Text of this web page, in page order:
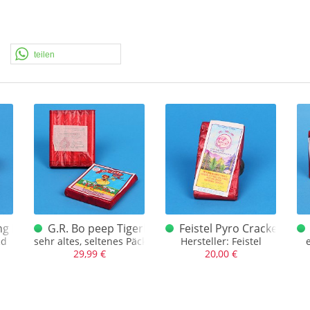
teilen
Petarde 80er Jahre (TOP Päckchen)
G.R. Bo peep Tigerhead China Böller B
sehr altes, seltenes Päckchen in Perfektion
29,99 €
Feistel Pyro Cracker
Hersteller: Feistel
20,00 €